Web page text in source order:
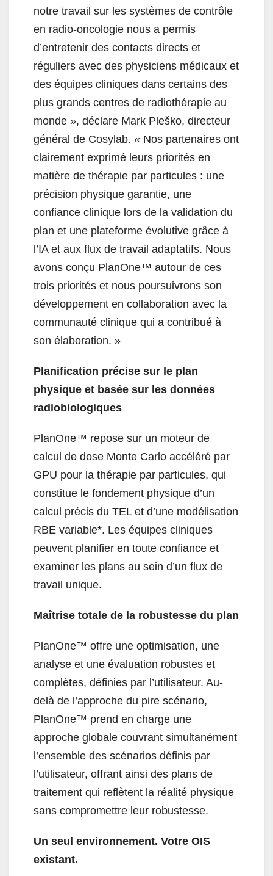
notre travail sur les systèmes de contrôle
en radio-oncologie nous a permis
d’entretenir des contacts directs et
réguliers avec des physiciens médicaux et
des équipes cliniques dans certains des
plus grands centres de radiothérapie au
monde », déclare Mark Pleško, directeur
général de Cosylab. « Nos partenaires ont
clairement exprimé leurs priorités en
matière de thérapie par particules : une
précision physique garantie, une
confiance clinique lors de la validation du
plan et une plateforme évolutive grâce à
l’IA et aux flux de travail adaptatifs. Nous
avons conçu PlanOne™ autour de ces
trois priorités et nous poursuivrons son
développement en collaboration avec la
communauté clinique qui a contribué à
son élaboration. »
Planification précise sur le plan
physique et basée sur les données
radiobiologiques
PlanOne™ repose sur un moteur de
calcul de dose Monte Carlo accéléré par
GPU pour la thérapie par particules, qui
constitue le fondement physique d’un
calcul précis du TEL et d’une modélisation
RBE variable*. Les équipes cliniques
peuvent planifier en toute confiance et
examiner les plans au sein d’un flux de
travail unique.
Maîtrise totale de la robustesse du plan
PlanOne™ offre une optimisation, une
analyse et une évaluation robustes et
complètes, définies par l’utilisateur. Au-
delà de l’approche du pire scénario,
PlanOne™ prend en charge une
approche globale couvrant simultanément
l’ensemble des scénarios définis par
l’utilisateur, offrant ainsi des plans de
traitement qui reflètent la réalité physique
sans compromettre leur robustesse.
Un seul environnement. Votre OIS
existant.